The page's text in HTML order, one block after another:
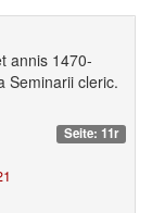
annis 1470-
Seminarii cleric.
Seite: 11r